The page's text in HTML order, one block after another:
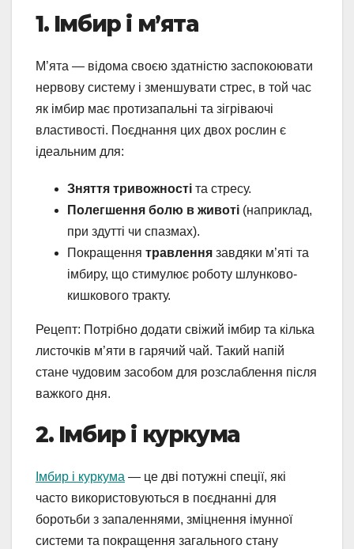
1. Імбир і м’ята
М’ята — відома своєю здатністю заспокоювати
нервову систему і зменшувати стрес, в той час
як імбир має протизапальні та зігріваючі
властивості. Поєднання цих двох рослин є
ідеальним для:
Зняття тривожності та стресу.
Полегшення болю в животі (наприклад,
при здутті чи спазмах).
Покращення травлення завдяки м’яті та
імбиру, що стимулює роботу шлунково-
кишкового тракту.
Рецепт: Потрібно додати свіжий імбир та кілька
листочків м’яти в гарячий чай. Такий напій
стане чудовим засобом для розслаблення після
важкого дня.
2. Імбир і куркума
Імбир і куркума — це дві потужні спеції, які
часто використовуються в поєднанні для
боротьби з запаленнями, зміцнення імунної
системи та покращення загального стану